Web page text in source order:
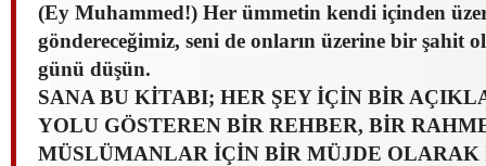
(Ey Muhammed!) Her ümmetin kendi içinden
göndereceğimiz, seni de onların üzerine bir şahit
günü düşün.
SANA BU KİTABI; HER ŞEY İÇİN BİR
YOLU GÖSTEREN BİR REHBER, BİR
MÜSLÜMANLAR İÇİN BİR MÜJDE